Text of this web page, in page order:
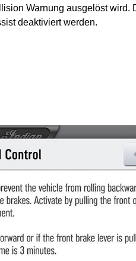
Warnung ausgelöst wird.
deaktiviert werden.